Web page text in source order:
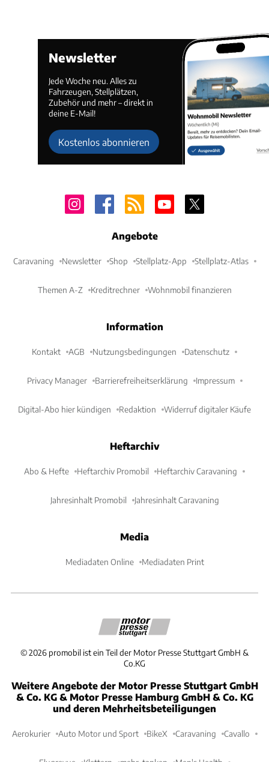
Newsletter
Jede Woche neu. Alles zu
Fahrzeugen, Stellplätzen,
Zubehör und mehr – direkt in
deine E-Mail!
Kostenlos abonnieren
Angebote
Caravaning Newsletter Shop Stellplatz-App Stellplatz-Atlas
Themen A-Z Kreditrechner Wohnmobil finanzieren
Information
Kontakt AGB Nutzungsbedingungen Datenschutz
Privacy Manager Barrierefreiheitserklärung Impressum
Digital-Abo hier kündigen Redaktion Widerruf digitaler Käufe
Heftarchiv
Abo & Hefte Heftarchiv Promobil Heftarchiv Caravaning
Jahresinhalt Promobil Jahresinhalt Caravaning
Media
Mediadaten Online Mediadaten Print
©2026 promobil ist ein Teil der Motor Presse Stuttgart GmbH &
Co.KG
Weitere Angebote der Motor Presse Stuttgart GmbH
& Co. KG & Motor Presse Hamburg GmbH & Co. KG
und deren Mehrheitsbeteiligungen
Aerokurier Auto Motor und Sport BikeX Caravaning Cavallo